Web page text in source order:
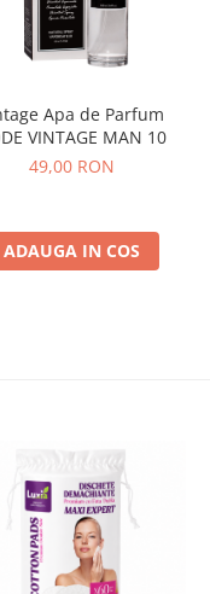
Apa de Parfum
VINTAGE MAN 10
49,00 RON
ADAUGA IN COS